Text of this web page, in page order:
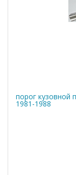
порог кузовной
1981-1988